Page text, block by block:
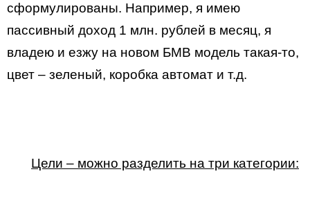
сформулированы. Например, я имею
пассивный доход 1 млн. рублей в месяц, я
владею и езжу на новом БМВ модель такая-то,
цвет – зеленый, коробка автомат и т.д.
Цели – можно разделить на три категории: